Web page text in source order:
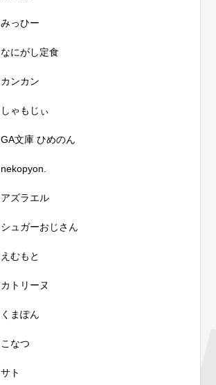
みっひー
なにがし定食
カンカン
しゃもじぃ
GA文庫 ひめのん
nekopyon.
アズラエル
シュガーおじさん
えむもと
カトリーヌ
くまぽん
こなつ
サト